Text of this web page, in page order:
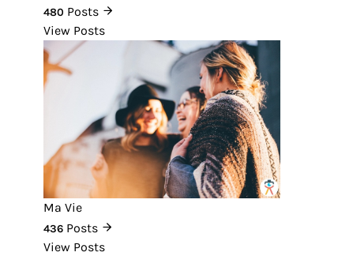
480 Posts
View Posts
Ma Vie
436 Posts
View Posts